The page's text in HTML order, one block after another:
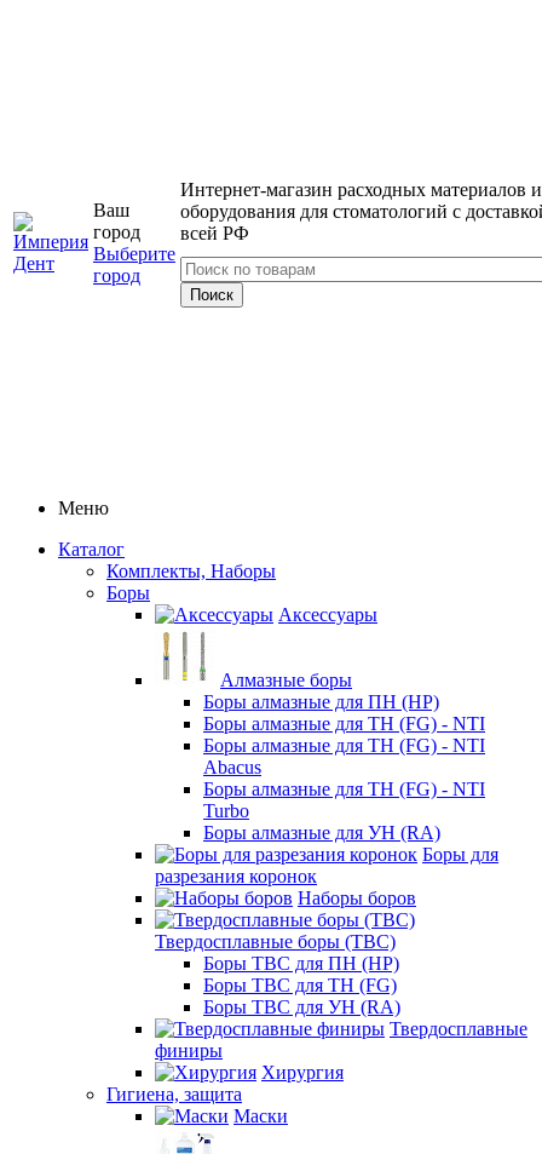
Ваш
город
Выберите
город
Интернет-магазин расходных материалов и
оборудования для стоматологий с
всей РФ
Меню
Каталог
Комплекты, Наборы
Боры
Аксессуары
Алмазные боры
Боры алмазные для ПН (HP)
Боры алмазные для ТН (FG) - NTI
Боры алмазные для ТН (FG) - NTI
Abacus
Боры алмазные для ТН (FG) - NTI
Turbo
Боры алмазные для УН (RA)
Боры для
разрезания коронок
Наборы боров
Твердосплавные боры (ТВС)
Боры ТВС для ПН (HP)
Боры ТВС для ТН (FG)
Боры ТВС для УН (RA)
Твердосплавные
финиры
Хирургия
Гигиена, защита
Маски